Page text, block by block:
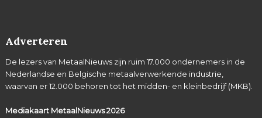
Adverteren
De lezers van MetaalNieuws zijn ruim 17.000 ondernemers in de
Nederlandse en Belgische metaalverwerkende industrie,
waarvan er 12.000 behoren tot het midden- en kleinbedrijf (MKB).
Mediakaart MetaalNieuws2026